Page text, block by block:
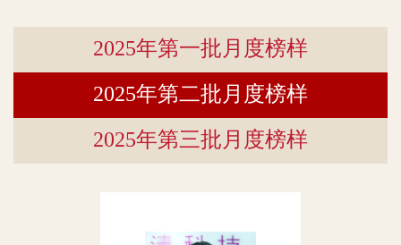
2025年第一批月度榜样
2025年第二批月度榜样
2025年第三批月度榜样